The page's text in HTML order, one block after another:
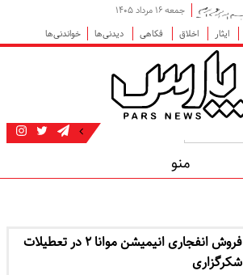
جمعه ۱۶ مرداد ۱۴۰۵
ایثار اخلاق فکاهی دیدنی‌ها خواندنی‌ها
منو
فروش انفجاری انیمیشن موانا ۲ در تعطیلات
شکرگزاری